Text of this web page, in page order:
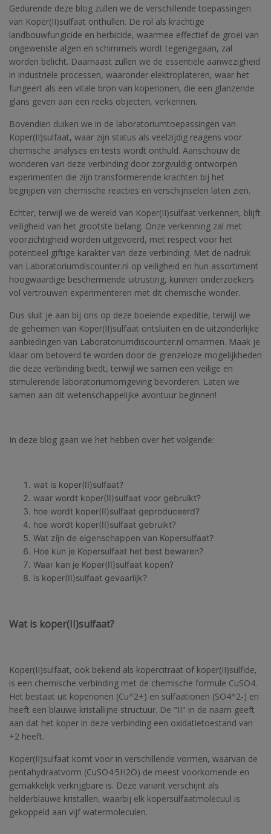
Gedurende deze blog zullen we de verschillende toepassingen
van Koper(II)sulfaat onthullen. De rol als krachtige
landbouwfungicide en herbicide, waarmee effectief de groei van
ongewenste algen en schimmels wordt tegengegaan, zal
worden belicht. Daarnaast zullen we de essentiële aanwezigheid
in industriële processen, waaronder elektroplateren, waar het
fungeert als een vitale bron van koperionen, die een glanzende
glans geven aan een reeks objecten, verkennen.
Bovendien duiken we in de laboratoriumtoepassingen van
Koper(II)sulfaat, waar zijn status als veelzijdig reagens voor
chemische analyses en tests wordt onthuld. Aanschouw de
wonderen van deze verbinding door zorgvuldig ontworpen
experimenten die zijn transformerende krachten bij het
begrijpen van chemische reacties en verschijnselen laten zien.
Echter, terwijl we de wereld van Koper(II)sulfaat verkennen, blijft
veiligheid van het grootste belang. Onze verkenning zal met
voorzichtigheid worden uitgevoerd, met respect voor het
potentieel giftige karakter van deze verbinding. Met de nadruk
van Laboratoriumdiscounter.nl op veiligheid en hun assortiment
hoogwaardige beschermende uitrusting, kunnen onderzoekers
vol vertrouwen experimenteren met dit chemische wonder.
Dus sluit je aan bij ons op deze boeiende expeditie, terwijl we
de geheimen van Koper(II)sulfaat ontsluiten en de uitzonderlijke
aanbiedingen van Laboratoriumdiscounter.nl omarmen. Maak je
klaar om betoverd te worden door de grenzeloze mogelijkheden
die deze verbinding biedt, terwijl we samen een veilige en
stimulerende laboratoriumomgeving bevorderen. Laten we
samen aan dit wetenschappelijke avontuur beginnen!
In deze blog gaan we het hebben over het volgende:
wat is koper(II)sulfaat?
waar wordt koper(II)sulfaat voor gebruikt?
hoe wordt koper(II)sulfaat geproduceerd?
hoe wordt koper(II)sulfaat gebruikt?
Wat zijn de eigenschappen van Kopersulfaat?
Hoe kun je Kopersulfaat het best bewaren?
Waar kan je Koper(II)sulfaat kopen?
is koper(II)sulfaat gevaarlijk?
Wat is koper(II)sulfaat?
Koper(II)sulfaat, ook bekend als kopercitraat of koper(II)sulfide,
is een chemische verbinding met de chemische formule CuSO4.
Het bestaat uit koperionen (Cu^2+) en sulfaationen (SO4^2-) en
heeft een blauwe kristallijne structuur. De "II" in de naam geeft
aan dat het koper in deze verbinding een oxidatietoestand van
+2 heeft.
Koper(II)sulfaat komt voor in verschillende vormen, waarvan de
pentahydraatvorm (CuSO4·5H2O) de meest voorkomende en
gemakkelijk verkrijgbare is. Deze variant verschijnt als
helderblauwe kristallen, waarbij elk kopersulfaatmolecuul is
gekoppeld aan vijf watermoleculen.